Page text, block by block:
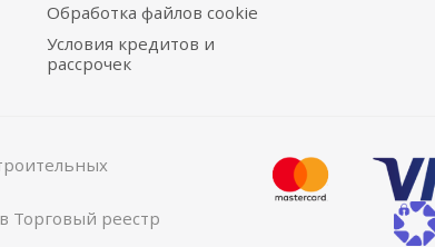
Обработка файлов cookie
Условия кредитов и
рассрочек
Торговый реестр